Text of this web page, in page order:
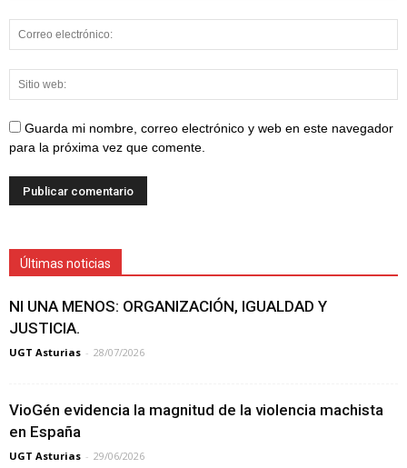
Guarda mi nombre, correo electrónico y web en este navegador
para la próxima vez que comente.
Últimas noticias
NI UNA MENOS: ORGANIZACIÓN, IGUALDAD Y
JUSTICIA.
UGT Asturias - 28/07/2026
VioGén evidencia la magnitud de la violencia machista
en España
UGT Asturias - 29/06/2026